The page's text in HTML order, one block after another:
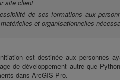
site client
de ses formations aux
et organisationnelles
est destinée aux personnes
de développement autre que
dans ArcGIS Pro.